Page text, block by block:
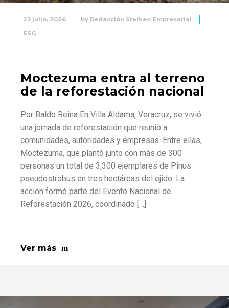
23 julio, 2026 by Redacción Stalkeo Empresarial
ESG
Moctezuma entra al terreno
de la reforestación nacional
Por Baldo Reina En Villa Aldama, Veracruz, se vivió
una jornada de reforestación que reunió a
comunidades, autoridades y empresas. Entre ellas,
Moctezuma, que plantó junto con más de 300
personas un total de 3,300 ejemplares de Pinus
pseudostrobus en tres hectáreas del ejido. La
acción formó parte del Evento Nacional de
Reforestación 2026, coordinado […]
Ver más